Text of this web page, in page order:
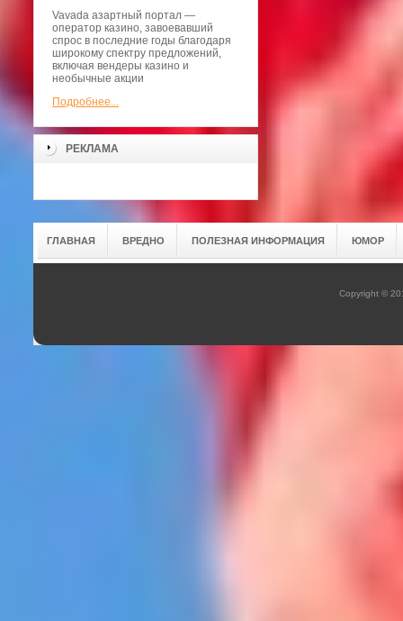
Vavada азартный портал —
оператор казино, завоевавший
спрос в последние годы благодаря
широкому спектру предложений,
включая вендеры казино и
необычные акции
Подробнее...
РЕКЛАМА
ГЛАВНАЯ ВРЕДНО ПОЛЕЗНАЯ ИНФОРМАЦИЯ ЮМОР
Copyright ©